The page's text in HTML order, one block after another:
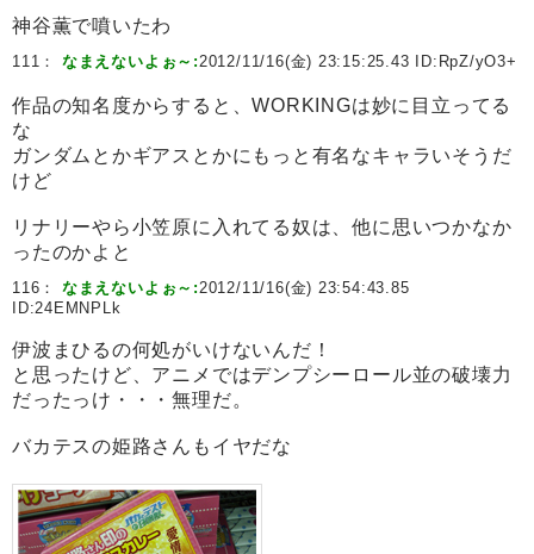
神谷薫で噴いたわ
111： なまえないよぉ～:2012/11/16(金) 23:15:25.43 ID: RpZ/yO3+
作品の知名度からすると、WORKINGは妙に目立ってる
な
ガンダムとかギアスとかにもっと有名なキャラいそうだ
けど
リナリーやら小笠原に入れてる奴は、他に思いつかなか
ったのかよと
116： なまえないよぉ～:2012/11/16(金) 23:54:43.85
ID:24EMNPLk
伊波まひるの何処がいけないんだ！
と思ったけど、アニメではデンプシーロール並の破壊力
だったっけ・・・無理だ。
バカテスの姫路さんもイヤだな